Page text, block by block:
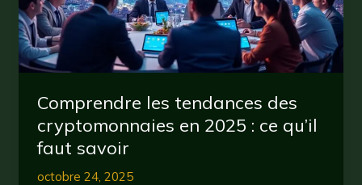
?
Comprendre les tendances des
cryptomonnaies en 2025 : ce qu’il
faut savoir
octobre 24, 2025